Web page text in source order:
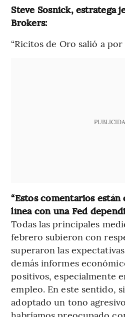
Steve Sosnick, estratega
Brokers:
“Ricitos de Oro salió a por
“Estos comentarios
línea con una Fed
Todas las principales
febrero subieron con
superaron las
demás informes
positivos, especialmente
empleo. En este sentido,
adoptado un tono